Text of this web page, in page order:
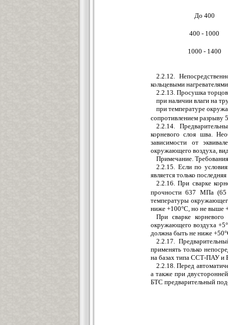
До 400
400 - 1000
1000 - 1400
2.2.12.
кольцевыми
2.2.13. Просушка
при наличии влаги на
при температуре
сопротивлением
2.2.14.
корневого слоя шва.
зависимости от
окружающего воздуха,
Примечание.
2.2.15. Если по
является только
2.2.16. При сварке
прочности 637 МПа (65
температуры
ниже +100°С, но не выше
При сварке
окружающего воздуха
должна быть не ниже
2.2.17.
применять только
на базах типа ССТ-ПАУ и
2.2.18. Перед
а также при
БТС предварительный